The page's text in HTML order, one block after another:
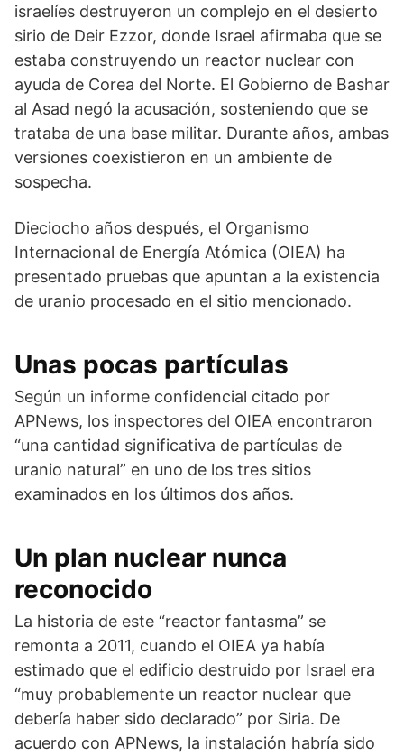
israelíes destruyeron un complejo en el desierto
sirio de Deir Ezzor, donde Israel afirmaba que se
estaba construyendo un reactor nuclear con
ayuda de Corea del Norte. El Gobierno de Bashar
al Asad negó la acusación, sosteniendo que se
trataba de una base militar. Durante años, ambas
versiones coexistieron en un ambiente de
sospecha.
Dieciocho años después, el Organismo
Internacional de Energía Atómica (OIEA) ha
presentado pruebas que apuntan a la existencia
de uranio procesado en el sitio mencionado.
Unas pocas partículas
Según un informe confidencial citado por
APNews, los inspectores del OIEA encontraron
“una cantidad significativa de partículas de
uranio natural” en uno de los tres sitios
examinados en los últimos dos años.
Un plan nuclear nunca
reconocido
La historia de este “reactor fantasma” se
remonta a 2011, cuando el OIEA ya había
estimado que el edificio destruido por Israel era
“muy probablemente un reactor nuclear que
debería haber sido declarado” por Siria. De
acuerdo con APNews, la instalación habría sido